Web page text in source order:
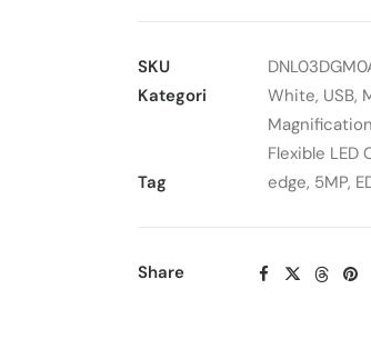
Dino-
Lite
SKU
Kategori
White, USB,
Flexible LED
Tag
edge, 5MP,
Share